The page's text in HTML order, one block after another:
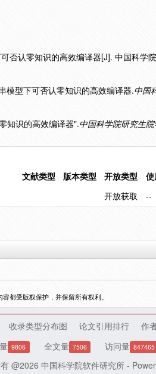
否认零知识的高效编译器[J]. 中国科学
模型下可否认零知识的高效编译器.中国
知识的高效编译器".中国科学院研究生
文献类型 版本类型 开放类型
开放获取 --
都受版权保护，并保留所有权利。
收录类型分布图 论文引用排行 作
9806 全文量 7506 访问量 847465
@2026 中国科学院软件研究所 -